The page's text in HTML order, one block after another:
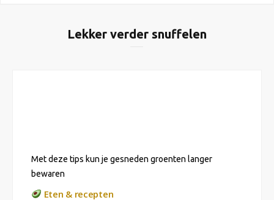
Lekker verder snuffelen
Met deze tips kun je gesneden groenten langer
bewaren
Eten & recepten